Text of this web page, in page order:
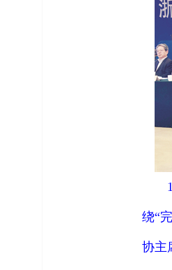
1
绕“
协主